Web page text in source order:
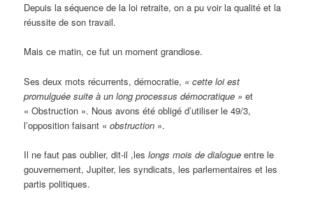
Depuis la séquence de la loi retraite, on a pu voir la qualité et la
réussite de son travail.
Mais ce matin, ce fut un moment grandiose.
Ses deux mots récurrents, démocratie, « cette loi est
promulguée suite à un long processus démocratique »et
« Obstruction ». Nous avons été obligé d’utiliser le 49/3,
l’opposition faisant « obstruction ».
Il ne faut pas oublier, dit-il ,leslongs mois de dialogue entre le
gouvernement, Jupiter, les syndicats, les parlementaires et les
partis politiques.